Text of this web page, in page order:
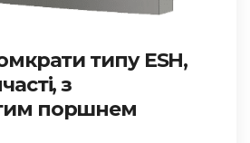
типу ESH,
з
поршнем